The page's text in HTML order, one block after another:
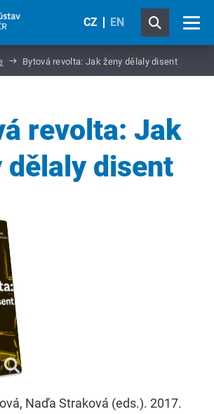
CZ EN
Bytová revolta: Jak ženy dělaly disent
revolta: Jak
dělaly disent
Naďa Straková (eds.). 2017.